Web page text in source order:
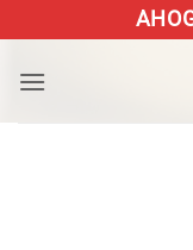
to
content